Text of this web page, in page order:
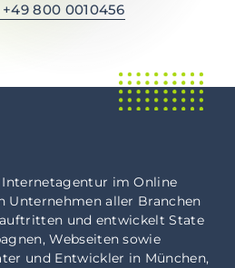
+49 800 0010456
Internetagentur imOnline
Unternehmen aller Branchen
und entwickelt State
Webseiten sowie
und Entwickler in München,